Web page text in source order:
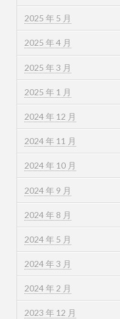
2025 年 5 月
2025 年 4 月
2025 年 3 月
2025 年 1 月
2024 年 12 月
2024 年 11 月
2024 年 10 月
2024 年 9 月
2024 年 8 月
2024 年 5 月
2024 年 3 月
2024 年 2 月
2023 年 12 月